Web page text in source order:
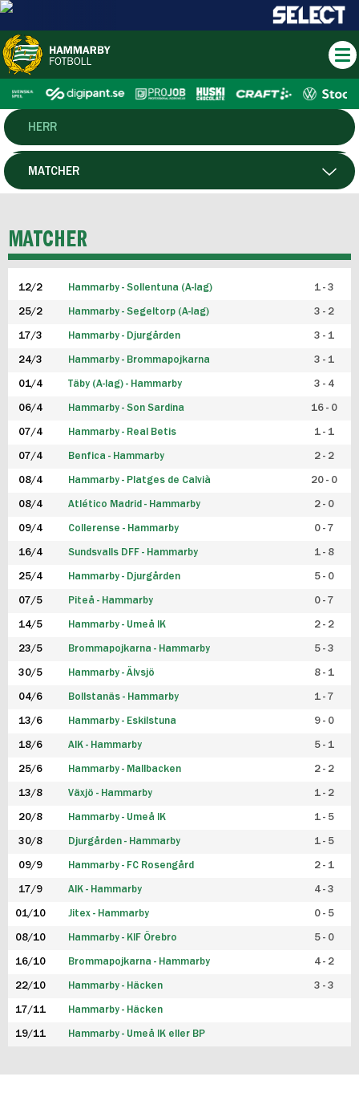
HERR
DAM
P19
F19
FUTSAL HERR
FUTSAL DAM
MATCHER
MATCHER
12/2 Hammarby - Sollentuna (A-lag) 1 - 3
25/2 Hammarby - Segeltorp (A-lag) 3 - 2
17/3 Hammarby - Djurgården 3 - 1
24/3 Hammarby - Brommapojkarna 3 - 1
01/4 Täby (A-lag) - Hammarby 3 - 4
06/4 Hammarby - Son Sardina 16 - 0
07/4 Hammarby - Real Betis 1 - 1
07/4 Benfica - Hammarby 2 - 2
08/4 Hammarby - Platges de Calvià 20 - 0
08/4 Atlético Madrid - Hammarby 2 - 0
09/4 Collerense - Hammarby 0 - 7
16/4 Sundsvalls DFF - Hammarby 1 - 8
25/4 Hammarby - Djurgården 5 - 0
07/5 Piteå - Hammarby 0 - 7
14/5 Hammarby - Umeå IK 2 - 2
23/5 Brommapojkarna - Hammarby 5 - 3
30/5 Hammarby - Älvsjö 8 - 1
04/6 Bollstanäs - Hammarby 1 - 7
13/6 Hammarby - Eskilstuna 9 - 0
18/6 AIK - Hammarby 5 - 1
25/6 Hammarby - Mallbacken 2 - 2
13/8 Växjö - Hammarby 1 - 2
20/8 Hammarby - Umeå IK 1 - 5
30/8 Djurgården - Hammarby 1 - 5
09/9 Hammarby - FC Rosengård 2 - 1
17/9 AIK - Hammarby 4 - 3
01/10 Jitex - Hammarby 0 - 5
08/10 Hammarby - KIF Örebro 5 - 0
16/10 Brommapojkarna - Hammarby 4 - 2
22/10 Hammarby - Häcken 3 - 3
17/11 Hammarby - Häcken
19/11 Hammarby - Umeå IK eller BP